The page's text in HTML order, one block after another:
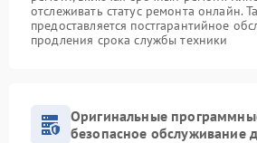
отслеживать статус ремонта онлайн.
предоставляется постгарантийное
продления срока службы техники
Оригинальные
безопасное обслуживание